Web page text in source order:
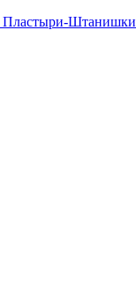
Пластыри-Штанишки